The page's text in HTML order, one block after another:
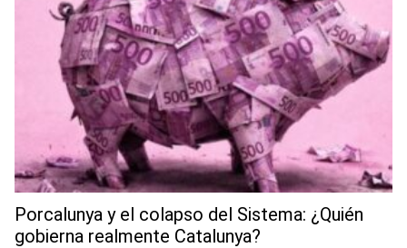
Porcalunya y el colapso del Sistema: ¿Quién
gobierna realmente Catalunya?